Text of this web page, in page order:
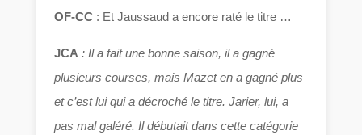
OF-CC : Et Jaussaud a encore raté le titre …
JCA: Il a fait une bonne saison, il a gagné
plusieurs courses, mais Mazet en a gagné plus
et c’est lui qui a décroché le titre. Jarier, lui, a
pas mal galéré. Il débutait dans cette catégorie